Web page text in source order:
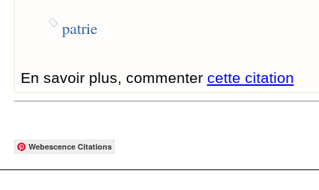
patrie
En savoir plus, commenter cette citation
Webescence Citations